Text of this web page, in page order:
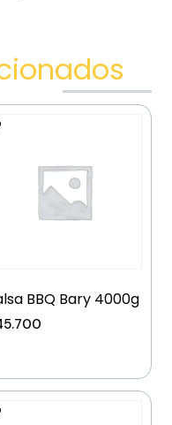
BBQ Bary 4000g